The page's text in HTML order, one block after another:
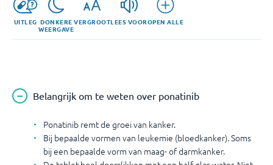
UITLEG DONKERE
WEERGAVE
VERGROOTLEES VOOROPEN ALLE
Belangrijk om te weten over ponatinib
Ponatinib remt de groei van kanker.
Bij bepaalde vormen van leukemie (bloedkanker). Soms
bij een bepaalde vorm van maag- of darmkanker.